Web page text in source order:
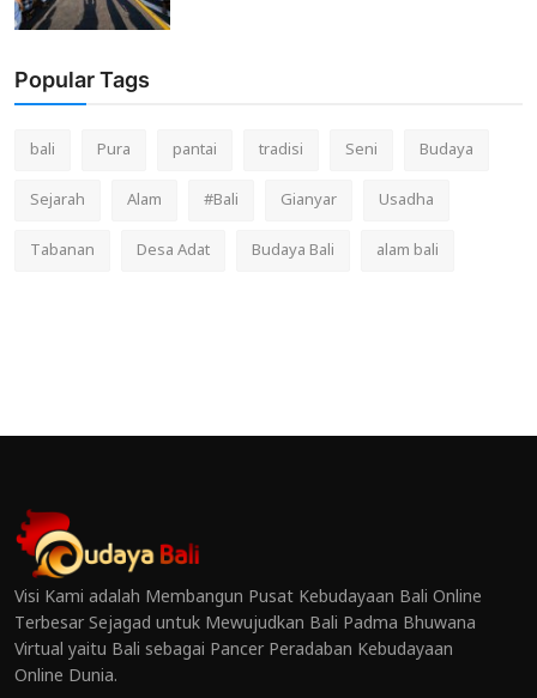
Popular Tags
bali Pura pantai tradisi Seni
Budaya
Sejarah
Alam #Bali Gianyar
Usadha
Tabanan
Desa Adat Budaya Bali alam bali
Visi Kami adalah Membangun Pusat Kebudayaan Bali Online
Terbesar Sejagad untuk Mewujudkan Bali Padma Bhuwana
Virtual yaitu Bali sebagai Pancer Peradaban Kebudayaan
Online Dunia.